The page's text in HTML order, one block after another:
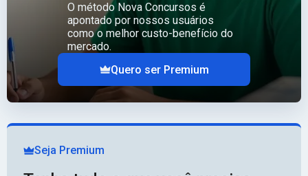
O método Nova Concursos é
apontado por nossos usuários
como o melhor custo-benefício do
mercado.
Quero ser Premium
Seja Premium